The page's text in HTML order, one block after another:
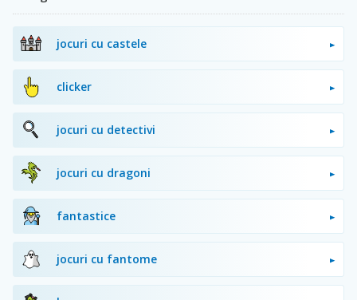
jocuri cu castele
clicker
jocuri cu detectivi
jocuri cu dragoni
fantastice
jocuri cu fantome